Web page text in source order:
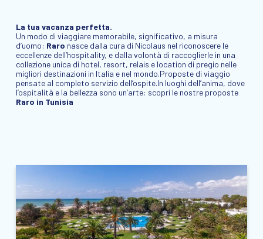
La tua vacanza perfetta.
Un modo di viaggiare memorabile, significativo, a misura
d’uomo: Raro nasce dalla cura di Nicolaus nel riconoscere le
eccellenze dell’hospitality, e dalla volontà di raccoglierle in una
collezione unica di hotel, resort, relais e location di pregio nelle
migliori destinazioni in Italia e nel mondo.Proposte di viaggio
pensate al completo servizio dell’ospite.In luoghi dell’anima, dove
l’ospitalità e la bellezza sono un’arte: scopri le nostre proposte
Raro in Tunisia